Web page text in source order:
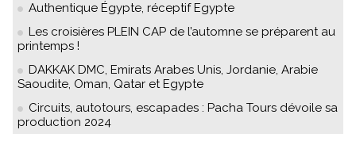
Authentique Égypte, réceptif Egypte
Les croisières PLEIN CAP de l’automne se préparent au
printemps !
DAKKAK DMC, Emirats Arabes Unis, Jordanie, Arabie
Saoudite, Oman, Qatar et Egypte
Circuits, autotours, escapades : Pacha Tours dévoile sa
production 2024